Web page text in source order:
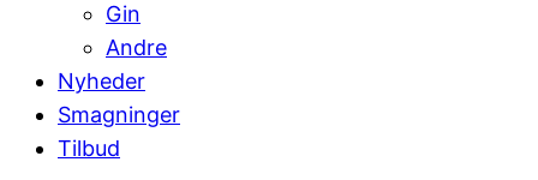
Gin
Andre
Nyheder
Smagninger
Tilbud